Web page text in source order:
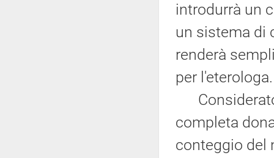
introdurrà un
un sistema di
renderà
per l'eterologa.
completa
conteggio del